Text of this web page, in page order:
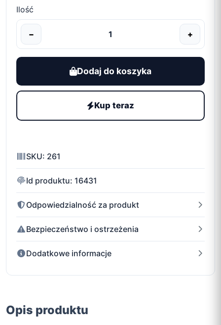
Opis produktu
Ilość
− +
Dodaj do koszyka
Kup teraz
SKU: 261
Id produktu: 16431
Odpowiedzialność za produkt
Bezpieczeństwo i ostrzeżenia
Dodatkowe informacje